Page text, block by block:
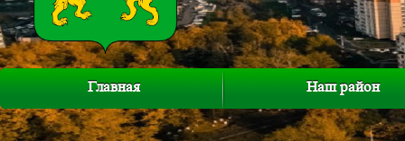
Главная Наш район